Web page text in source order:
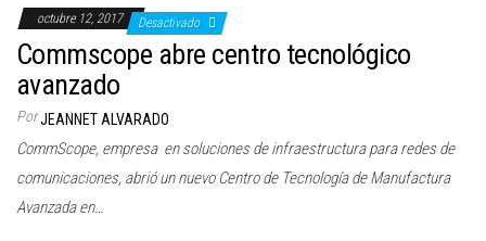
octubre 12, 2017 Desactivado
Commscope abre centro tecnológico
avanzado
PorJEANNET ALVARADO
CommScope, empresa en soluciones de infraestructura para redes de
comunicaciones, abrió un nuevo Centro de Tecnología de Manufactura
Avanzada en…